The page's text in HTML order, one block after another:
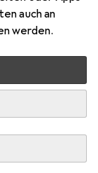
auch an
werden. je
je 540